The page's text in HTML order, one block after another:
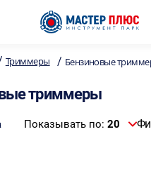
Триммеры / Бензиновые
триммеры
Показывать по: 20